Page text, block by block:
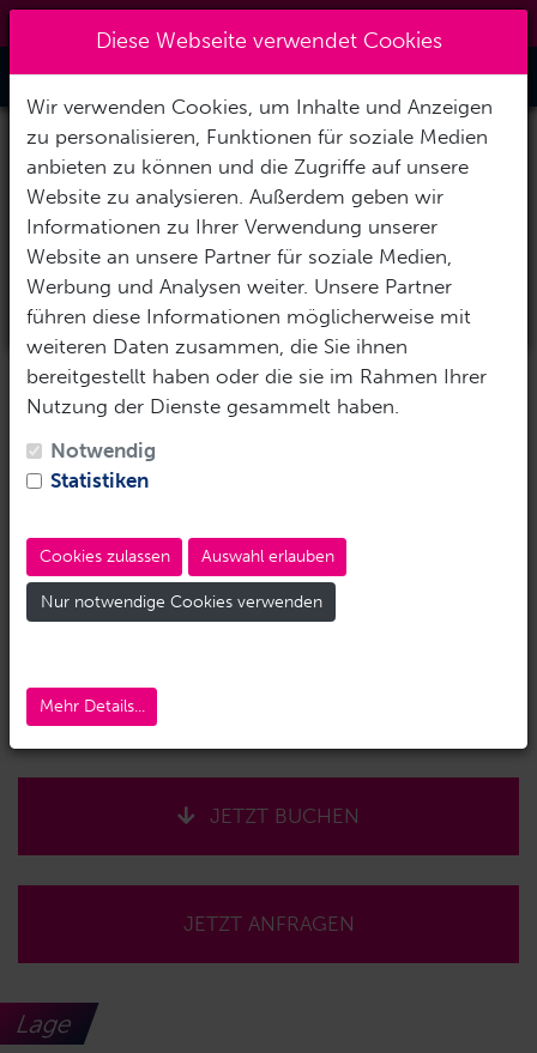
Toggle
JETZT BUCHEN
JETZT ANFRAGEN
Lage
Reisezeitraum auswählen
Abreisedatum
Rückreisedatum
Reise-Daten übernehmen
Diese Webseite verwendet Cookies
Wir verwenden Cookies, um Inhalte und Anzeigen
zu personalisieren, Funktionen für soziale Medien
anbieten zu können und die Zugriffe auf unsere
Website zu analysieren. Außerdem geben wir
Informationen zu Ihrer Verwendung unserer
Website an unsere Partner für soziale Medien,
Werbung und Analysen weiter. Unsere Partner
führen diese Informationen möglicherweise mit
weiteren Daten zusammen, die Sie ihnen
bereitgestellt haben oder die sie im Rahmen Ihrer
Nutzung der Dienste gesammelt haben.
Notwendig
Statistiken
Cookies zulassen Auswahl erlauben
Nur notwendige Cookies verwenden
Mehr Details...